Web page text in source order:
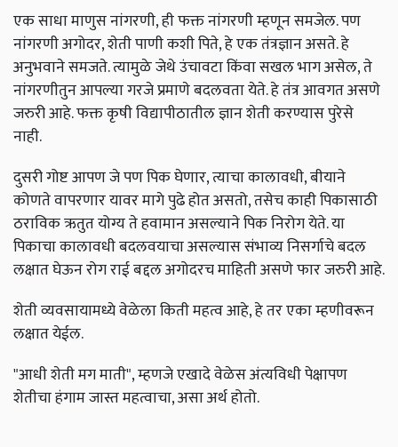
एक साधा माणुस नांगरणी, ही फक्त नांगरणी म्हणून समजेल. पण
नांगरणी अगोदर, शेती पाणी कशी पिते, हे एक तंत्रज्ञान असते. हे
अनुभवाने समजते. त्यामुळे जेथे उंचावटा किंवा सखल भाग असेल, ते
नांगरणीतुन आपल्या गरजे प्रमाणे बदलवता येते. हे तंत्र आवगत असणे
जरुरी आहे. फक्त कृषी विद्यापीठातील ज्ञान शेती करण्यास पुरेसे
नाही.
दुसरी गोष्ट आपण जे पण पिक घेणार, त्याचा कालावधी, बीयाने
कोणते वापरणार यावर मागे पुढे होत असतो, तसेच काही पिकासाठी
ठराविक ऋतुत योग्य ते हवामान असल्याने पिक निरोग येते. या
पिकाचा कालावधी बदलवयाचा असल्यास संभाव्य निसर्गाचे बदल
लक्षात घेऊन रोग राई बद्दल अगोदरच माहिती असणे फार जरुरी आहे.
शेती व्यवसायामध्ये वेळेला किती महत्व आहे, हे तर एका म्हणीवरून
लक्षात येईल.
"आधी शेती मग माती", म्हणजे एखादे वेळेस अंत्यविधी पेक्षापण
शेतीचा हंगाम जास्त महत्वाचा, असा अर्थ होतो.